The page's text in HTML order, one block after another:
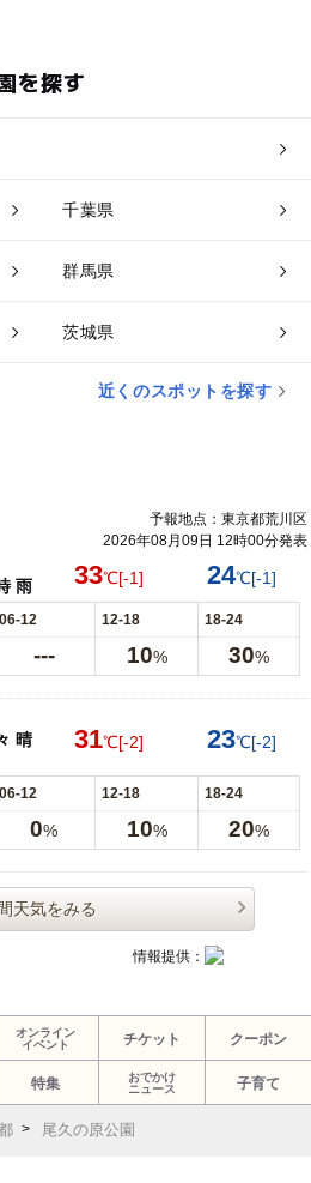
を探す
千葉県
群馬県
茨城県
近くのスポットを探す
予報地点：東京都荒川区
2026年08月09日 12時00分発表
雨 33℃[-1] 24℃[-1]
06-12 12-18 18-24
--- 10% 30%
晴
31℃[-2] 23℃[-2]
06-12 12-18 18-24
0% 10% 20%
天気をみる
情報提供：
オンライン
イベント
チケット クーポン
特集
おでかけ
ニュース
子育て
尾久の原公園